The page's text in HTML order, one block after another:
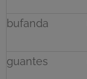
bufanda
guantes